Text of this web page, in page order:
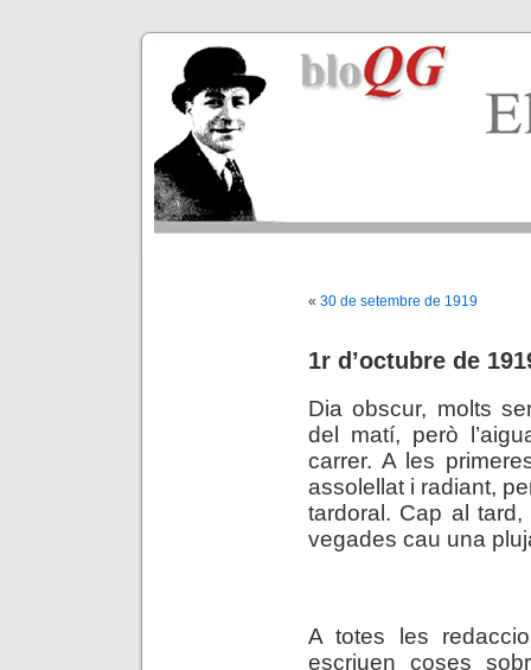
« 30 de setembre de 1919
1r d’octubre de
Dia obscur, molts
del matí, però
carrer. A les
assolellat i radiant,
tardoral. Cap al
vegades cau una
A totes les
escriuen coses